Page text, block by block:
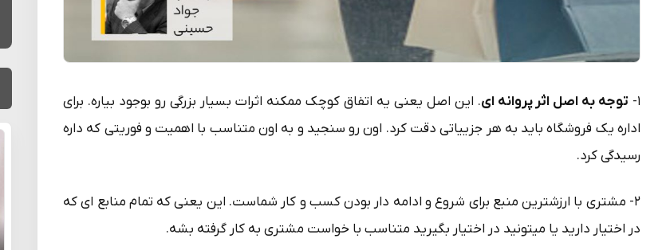
۱- توجه به اصل اثر پروانه ای. این اصل یعنی یه اتفاق کوچک ممکنه اثرات بسیار بزرگی رو بوجود بیاره. برای
اداره یک فروشگاه باید به هر جزییاتی دقت کرد. اون رو سنجید و به اون متناسب با اهمیت و فوریتی که داره
رسیدگی کرد.
۲- مشتری با ارزشترین منبع برای شروع و ادامه دار بودن کسب و کار شماست. این یعنی که تمام منابع ای که
در اختیار دارید یا میتونید در اختیار بگیرید متناسب با خواست مشتری به کار گرفته بشه.